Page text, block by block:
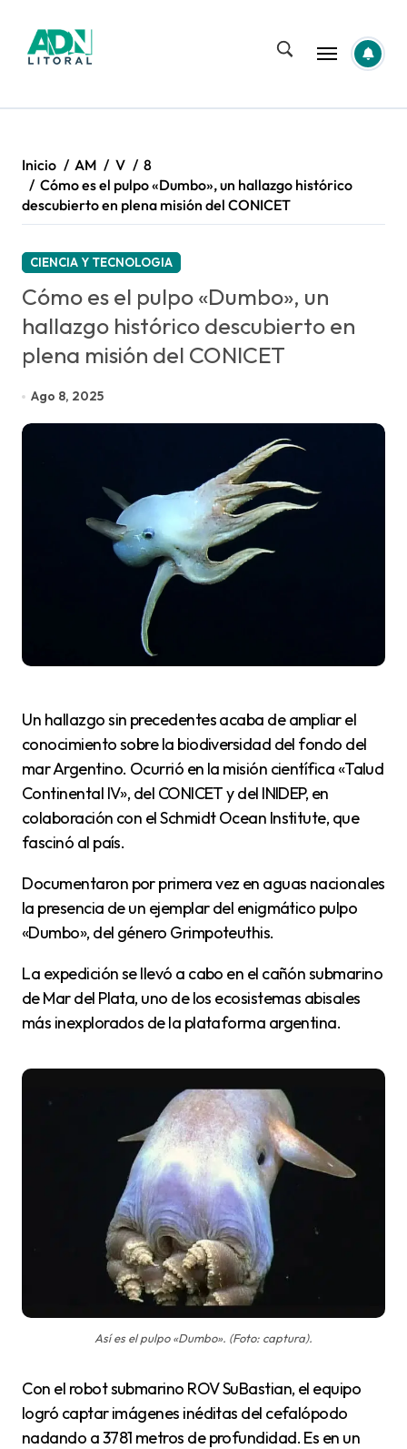
contenido
Inicio AM V
8
Cómo es el pulpo «Dumbo», un hallazgo histórico
descubierto en plena misión del CONICET
CIENCIA Y TECNOLOGIA
Cómo es el pulpo «Dumbo», un
hallazgo histórico descubierto en
plena misión del CONICET
Ago 8, 2025
Un hallazgo sin precedentes acaba de ampliar el
conocimiento sobre la biodiversidad del fondo del
mar Argentino. Ocurrió en la misión científica «Talud
Continental IV», del CONICET y del INIDEP, en
colaboración con el Schmidt Ocean Institute, que
fascinó al país.
Documentaron por primera vez en aguas nacionales
la presencia de un ejemplar del enigmático pulpo
«Dumbo», del género Grimpoteuthis.
La expedición se llevó a cabo en el cañón submarino
de Mar del Plata, uno de los ecosistemas abisales
más inexplorados de la plataforma argentina.
Así es el pulpo «Dumbo». (Foto: captura).
Con el robot submarino ROV SuBastian, el equipo
logró captar imágenes inéditas del cefalópodo
nadando a 3781 metros de profundidad. Es en un